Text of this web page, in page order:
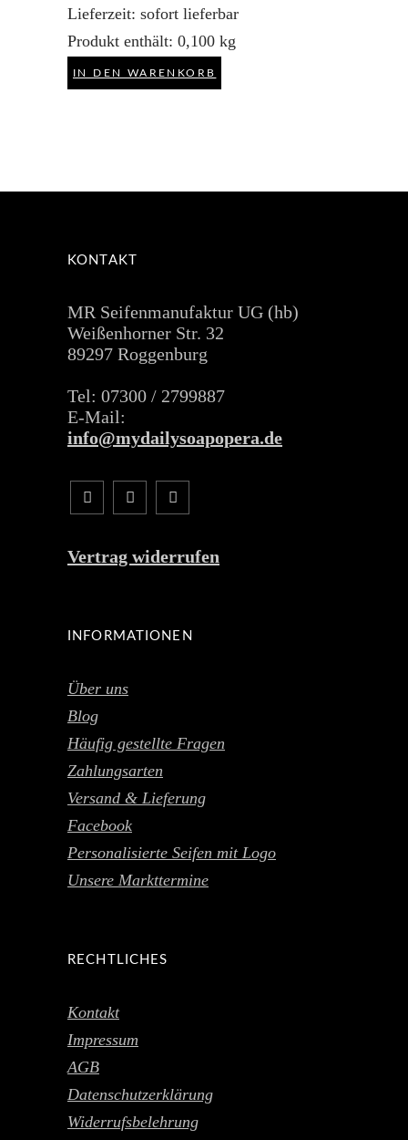
Lieferzeit: sofort lieferbar
Produkt enthält: 0,100 kg
IN DEN WARENKORB
KONTAKT
MR Seifenmanufaktur UG (hb)
Weißenhorner Str. 32
89297 Roggenburg
Tel: 07300 / 2799887
E-Mail:
info@mydailysoapopera.de
Vertrag widerrufen
INFORMATIONEN
Über uns
Blog
Häufig gestellte Fragen
Zahlungsarten
Versand & Lieferung
Facebook
Personalisierte Seifen mit Logo
Unsere Markttermine
RECHTLICHES
Kontakt
Impressum
AGB
Datenschutzerklärung
Widerrufsbelehrung